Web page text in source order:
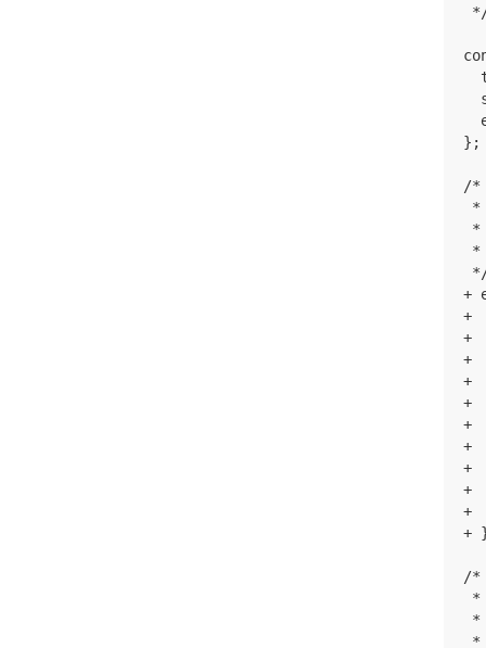
};
/*
*
*
*
+
+
+
+
+
+
+
+
+
+
+
+
/*
*
*
*